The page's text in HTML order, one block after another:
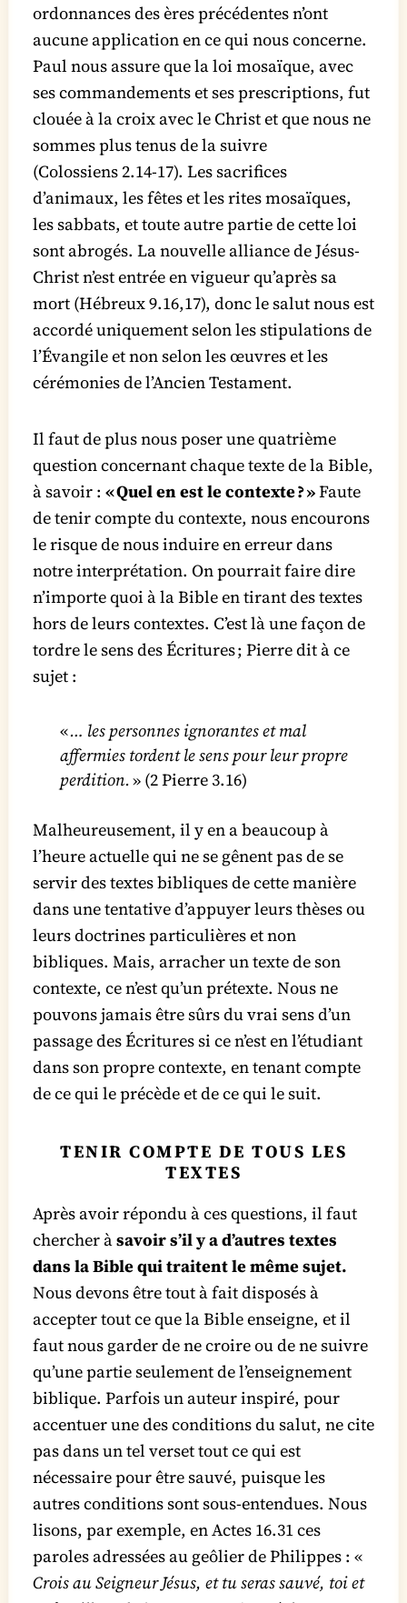
ordonnances des ères précédentes n’ont
aucune application en ce qui nous concerne.
Paul nous assure que la loi mosaïque, avec
ses commandements et ses prescriptions, fut
clouée à la croix avec le Christ et que nous ne
sommes plus tenus de la suivre
(Colossiens 2.14-17). Les sacrifices
d’animaux, les fêtes et les rites mosaïques,
les sabbats, et toute autre partie de cette loi
sont abrogés. La nouvelle alliance de Jésus-
Christ n’est entrée en vigueur qu’après sa
mort (Hébreux 9.16,17), donc le salut nous est
accordé uniquement selon les stipulations de
l’Évangile et non selon les œuvres et les
cérémonies de l’Ancien Testament.
Il faut de plus nous poser une quatrième
question concernant chaque texte de la Bible,
à savoir : « Quel en est le contexte ? »Faute
de tenir compte du contexte, nous encourons
le risque de nous induire en erreur dans
notre interprétation. On pourrait faire dire
n’importe quoi à la Bible en tirant des textes
hors de leurs contextes. C’est là une façon de
tordre le sens des Écritures ; Pierre dit à ce
sujet :
«… les personnes ignorantes et mal
affermies tordent le sens pour leur propre
perdition.» (2 Pierre 3.16)
Malheureusement, il y en a beaucoup à
l’heure actuelle qui ne se gênent pas de se
servir des textes bibliques de cette manière
dans une tentative d’appuyer leurs thèses ou
leurs doctrines particulières et non
bibliques. Mais, arracher un texte de son
contexte, ce n’est qu’un prétexte. Nous ne
pouvons jamais être sûrs du vrai sens d’un
passage des Écritures si ce n’est en l’étudiant
dans son propre contexte, en tenant compte
de ce qui le précède et de ce qui le suit.
TENIR COMPTE DE TOUS LES
TEXTES
Après avoir répondu à ces questions, il faut
chercher àsavoir s’il y a d’autres textes
dans la Bible qui traitent le même sujet.
Nous devons être tout à fait disposés à
accepter tout ce que la Bible enseigne, et il
faut nous garder de ne croire ou de ne suivre
qu’une partie seulement de l’enseignement
biblique. Parfois un auteur inspiré, pour
accentuer une des conditions du salut, ne cite
pas dans un tel verset tout ce qui est
nécessaire pour être sauvé, puisque les
autres conditions sont sous-entendues. Nous
lisons, par exemple, en Actes 16.31 ces
paroles adressées au geôlier de Philippes : «
Crois au Seigneur Jésus, et tu seras sauvé, toi et